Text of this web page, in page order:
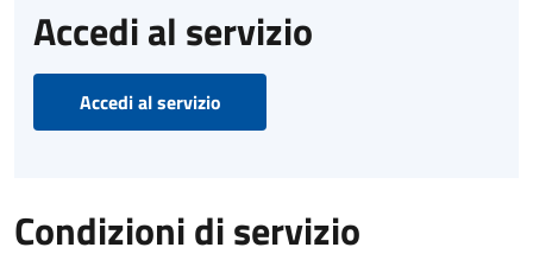
Accedi al servizio
Accedi al servizio
Condizioni di servizio